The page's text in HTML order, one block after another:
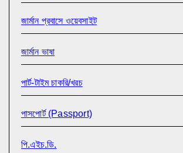
জার্মান প্রবাসে ওয়েবসাইট
জার্মান ভাষা
পার্ট-টাইম চাকরি/খরচ
পাসপোর্ট (Passport)
পি.এইচ.ডি.